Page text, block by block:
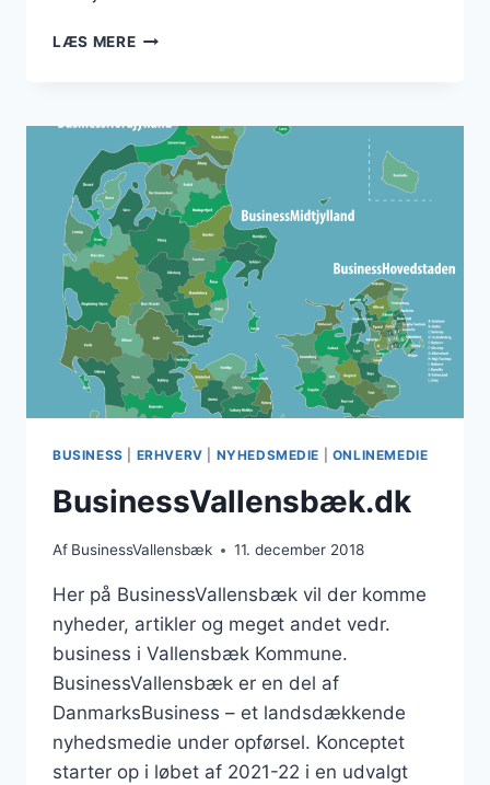
LÆS MEREDANMARKSBUSINESS
PÅ
REDAKTØREN
TIL
NYHEDSMEDIET
BUSINESS ERHVERV NYHEDSMEDIE ONLINEMEDIE
BusinessVallensbæk.dk
Af BusinessVallensbæk 11. december 2018
Her på BusinessVallensbæk vil der komme
nyheder, artikler og meget andet vedr.
business i Vallensbæk Kommune.
BusinessVallensbæk er en del af
DanmarksBusiness – et landsdækkende
nyhedsmedie under opførsel. Konceptet
starter op i løbet af 2021-22 i en udvalgt